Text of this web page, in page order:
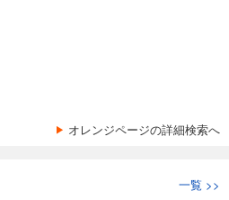
オレンジページの詳細検索へ
一覧 >>